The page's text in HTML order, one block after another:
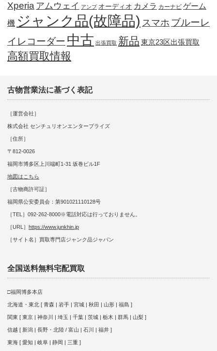
Xperia アムウェイ アンプ オーディオ カメラ カーナビ ゲーム
機 ジャンク品(故障品) スマホ ブルーレ
イレコーダー 中古 出張買取 新品 東京23区出張買取
高額買取情報
古物営業法に基づく表記
［運営会社］
株式会社 センチュリオンエンタープライズ
［住所］
〒812-0026
福岡市博多区上川端町1-31 坂巻ビル1F
地図はこちら
［古物商許可証］
福岡県公安委員会：第901021110128号
［TEL］092-262-8000※電話対応は行っておりません。
［URL］ https://www.junkhin.jp
［サイト名］買取専門店ジャンク品ジャパン
全国送料無料宅配買取
□福岡博多本店
北海道・東北 [ 青森 | 岩手 | 宮城 | 秋田 | 山形 | 福島 ]
関東 [ 東京 | 神奈川 | 埼玉 | 千葉 | 茨城 | 栃木 | 群馬 | 山梨 ]
信越 [ 新潟 | 長野・北陸 / 富山 | 石川 | 福井 ]
東海 [ 愛知 | 岐阜 | 静岡 | 三重 ]